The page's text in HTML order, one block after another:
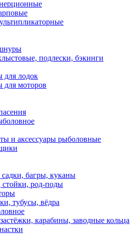
подлески, бэкинги
для лодок
для моторов
и аксессуары рыболовные
багры, куканы
стойки, род-поды
тубусы, вёдра
карабины, заводные кольца